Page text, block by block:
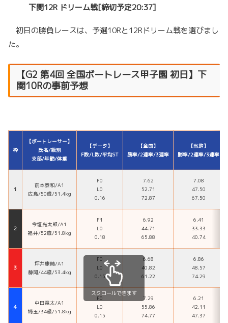
下関12R ドリーム戦[締切予定20:37]
初日の勝負レースは、予選10Rと12Rドリーム戦を選びまし
た。
【G2 第4回 全国ボートレース甲子園 初日】下
関10Rの事前予想
枠
【ボートレーサー】
氏名/級別
支部/年齢/体重
【データ】
F数/L数/平均ST
【全国】
勝率/2連率/3連率
【当地】
勝率/2連率/3連率
１
前本泰和/A1
広島/50歳/51.4kg
F0
L0
0.16
7.62
52.71
72.87
7.08
47.50
67.50
２
今垣光太郎/A1
福井/52歳/51.8kg
F1
L0
0.18
6.92
44.71
65.88
6.41
33.33
40.74
３
坪井康晴/A1
静岡/44歳/53.4kg
F0
L0
0.15
6.68
40.82
61.22
6.86
48.57
74.29
４
中田竜太/A1
埼玉/34歳/51.8kg
F0
L0
0.15
7.29
55.86
74.77
6.21
42.11
47.37
スクロールできます